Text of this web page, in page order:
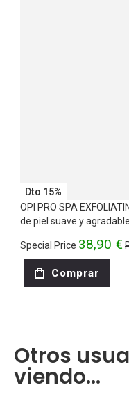
Dto 15%
OPI PRO SPA
de piel suave y
Special Price 38,90 €
Comprar
Otros
viendo...